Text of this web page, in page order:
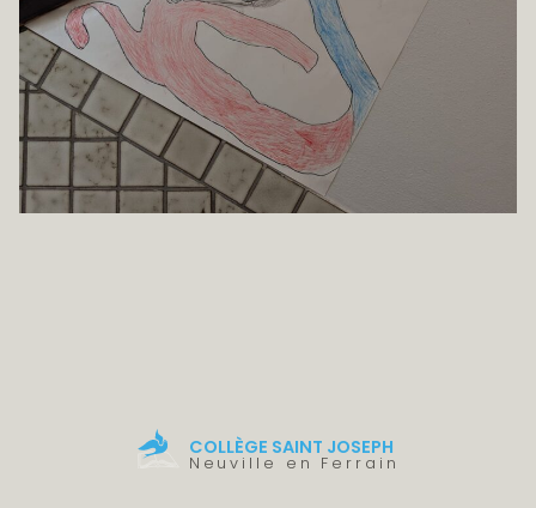
COLLÈGE SAINT JOSEPH
Neuville en Ferrain